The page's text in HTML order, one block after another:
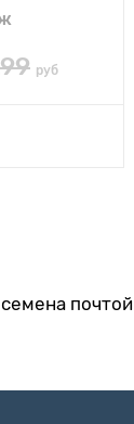
руб
семена почтой